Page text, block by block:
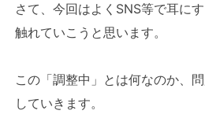
さて、今回はよくSNS等で耳に
触れていこうと思います。
この「調整中」とは何なのか、
していきます。